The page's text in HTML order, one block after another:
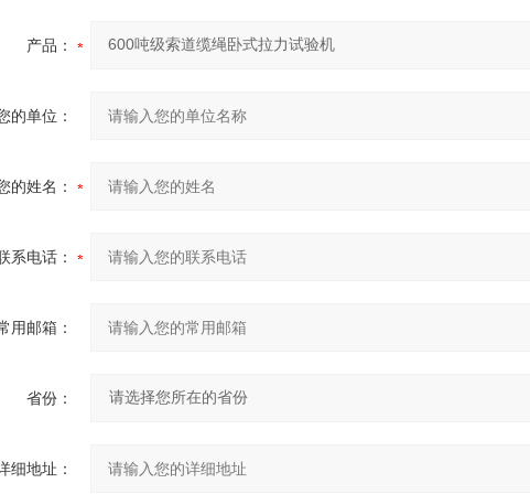
产品：
的单位：
的姓名：
系电话：
用邮箱：
省份：
细地址：